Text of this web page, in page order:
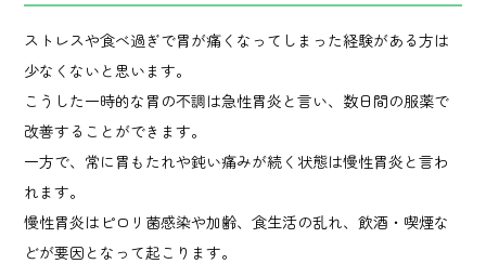
ストレスや食べ過ぎで胃が痛くなってしまった経験がある方は
少なくないと思います。
こうした一時的な胃の不調は急性胃炎と言い、数日間の服薬で
改善することができます。
一方で、常に胃もたれや鈍い痛みが続く状態は慢性胃炎と言わ
れます。
慢性胃炎はピロリ菌感染や加齢、食生活の乱れ、飲酒・喫煙な
どが要因となって起こります。